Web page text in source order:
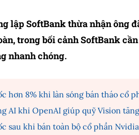
lập SoftBank thừa nhận ông
trong bối cảnh SoftBank
nhanh chóng.
hơn 8% khi làn sóng bán tháo cổ
AI khi OpenAI giúp quỹ Vision
sau khi bán toàn bộ cổ phần